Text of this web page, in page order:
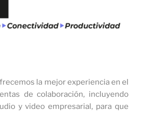
la mejor experiencia en el
de colaboración, incluyendo
y video empresarial, para que